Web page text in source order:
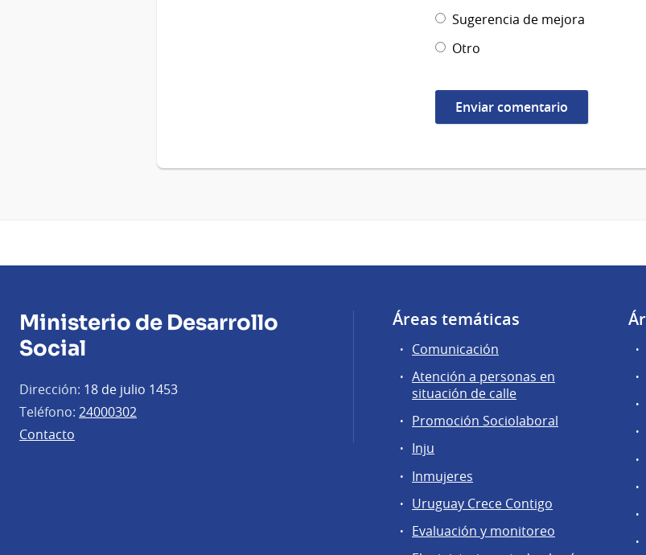
Sugerencia de mejora
Otro
Ministerio de Desarrollo
Social
Dirección: 18 de julio 1453
Teléfono: 24000302
Contacto
Áreas temáticas
Comunicación
Atención a personas en
situación de calle
Promoción Sociolaboral
Inju
Inmujeres
Uruguay Crece Contigo
Evaluación y monitoreo